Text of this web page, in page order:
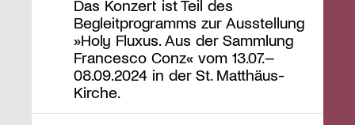
Das Konzert ist Teil des
Begleitprogramms zur Ausstellung
»Holy Fluxus. Aus der Sammlung
Francesco Conz« vom 13.07.–
08.09.2024 in der St. Matthäus-
Kirche.